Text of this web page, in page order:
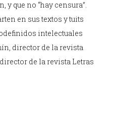
y que no “hay censura”.
en sus textos y tuits
intelectuales
director de la revista
de la revista Letras